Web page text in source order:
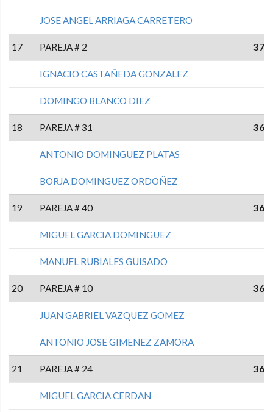
JOSE ANGEL ARRIAGA CARRETERO
17 PAREJA # 2 37
IGNACIO CASTAÑEDA GONZALEZ
DOMINGO BLANCO DIEZ
18 PAREJA # 31 36
ANTONIO DOMINGUEZ PLATAS
BORJA DOMINGUEZ ORDOÑEZ
19 PAREJA # 40 36
MIGUEL GARCIA DOMINGUEZ
MANUEL RUBIALES GUISADO
20 PAREJA # 10 36
JUAN GABRIEL VAZQUEZ GOMEZ
ANTONIO JOSE GIMENEZ ZAMORA
21 PAREJA # 24 36
MIGUEL GARCIA CERDAN